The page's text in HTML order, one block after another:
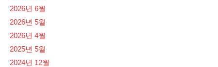
2026년 6월
2026년 5월
2026년 4월
2025년 5월
2024년 12월